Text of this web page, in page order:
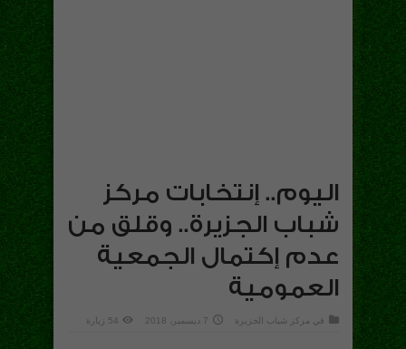
اليوم.. إنتخابات مركز
شباب الجزيرة.. وقلق من
عدم إكتمال الجمعية
العمومية
في مركز شباب الجزيرة 7 ديسمبر، 2018 54 زيارة